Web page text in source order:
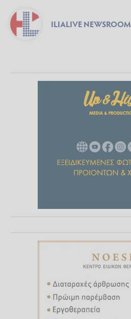
ILIALIVE NEWSROOM